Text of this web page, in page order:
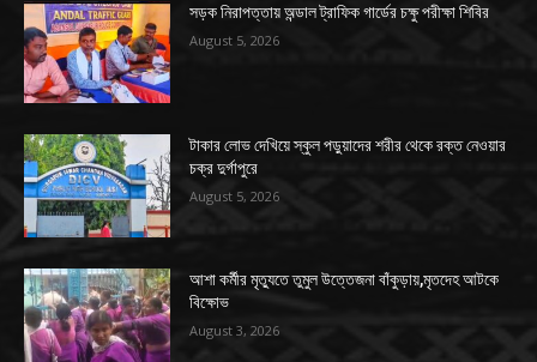
সড়ক নিরাপত্তায় অন্ডাল ট্রাফিক গার্ডের চক্ষু পরীক্ষা শিবির
August 5, 2026
টাকার লোভ দেখিয়ে স্কুল পড়ুয়াদের শরীর থেকে রক্ত নেওয়ার
চক্র দুর্গাপুরে
August 5, 2026
আশা কর্মীর মৃত্যুতে তুমুল উত্তেজনা বাঁকুড়ায়,মৃতদেহ আটকে
বিক্ষোভ
August 3, 2026